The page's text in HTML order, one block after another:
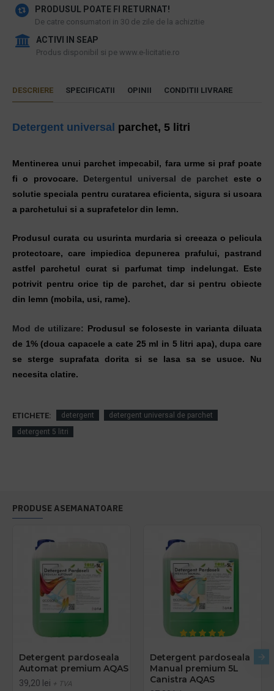
PRODUSUL POATE FI RETURNAT!
De catre consumatori in 30 de zile de la achizitie
ACTIVI IN SEAP
Produs disponibil si pe www.e-licitatie.ro
DESCRIERE SPECIFICATII OPINII CONDITII LIVRARE
Detergent universal parchet, 5 litri
Mentinerea unui parchet impecabil, fara urme si praf poate
fi o provocare. Detergentul universal de parchet este o
solutie speciala pentru curatarea eficienta, sigura si usoara
a parchetului si a suprafetelor din lemn.
Produsul curata cu usurinta murdaria si creeaza o pelicula
protectoare, care impiedica depunerea prafului, pastrand
astfel parchetul curat si parfumat timp indelungat. Este
potrivit pentru orice tip de parchet, dar si pentru obiecte
din lemn (mobila, usi, rame).
Mod de utilizare: Produsul se foloseste in varianta diluata
de 1% (doua capacele a cate 25 ml in 5 litri apa), dupa care
se sterge suprafata dorita si se lasa sa se usuce. Nu
necesita clatire.
ETICHETE: detergent
detergent universal de parchet
detergent 5 litri
PRODUSE ASEMANATOARE
Detergent pardoseala
Automat premium AQAS
39,20 lei + TVA
Detergent pardoseala
Manual premium 5L
Canistra AQAS